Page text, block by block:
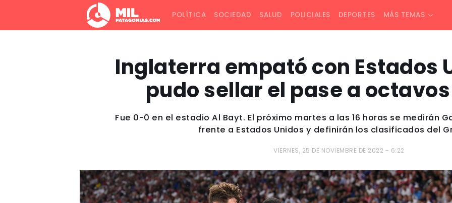
POLÍTICA SOCIEDAD SALUD POLICIALES DEPORTES MÁS TEMAS
Inglaterra empató con Estados
pudo sellar el pase a
Fue 0-0 en el estadio Al Bayt. El próximo martes a las 16 horas se medirán
frente a Estados Unidos y definirán los clasificados del
VIERNES, 25 DE NOVIEMBRE DE 2022 - 6:22